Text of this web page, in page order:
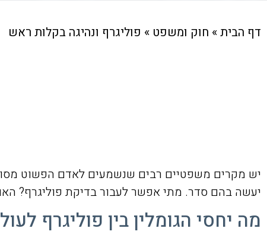
דף הבית» חוק ומשפט » פוליגרף ונהיגה בקלות ראש
יש מקרים משפטיים רבים שנשמעים לאדם הפשוט
יעשה בהם סדר. מתי אפשר לעבור בדיקת פוליגרף?
מה יחסי הגומלין בין פוליגרף